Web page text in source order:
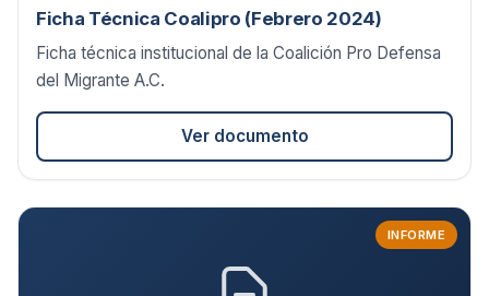
Ficha Técnica Coalipro (Febrero 2024)
Ficha técnica institucional de la Coalición Pro Defensa
del Migrante A.C.
Ver documento
INFORME